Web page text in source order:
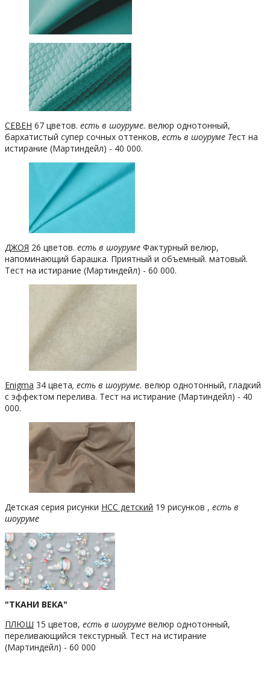
СЕВЕН 67 цветов. есть в шоуруме. велюр однотонный,
бархатистый супер сочных оттенков, есть в шоуруме Тест на
истирание (Мартиндейл) - 40 000.
ДЖОЯ 26 цветов. есть в шоуруме Фактурный велюр,
напоминающий барашка. Приятный и объемный. матовый.
Тест на истирание (Мартиндейл) - 60 000.
Enigma 34 цвета, есть в шоуруме. велюр однотонный, гладкий
с эффектом перелива. Тест на истирание (Мартиндейл) - 40
000.
Детская серия рисунки НСС детский 19 рисунков , есть в
шоуруме
"ТКАНИ ВЕКА"
ПЛЮШ 15 цветов, есть в шоуруме велюр однотонный,
переливающийся текстурный. Тест на истирание
(Мартиндейл) - 60 000